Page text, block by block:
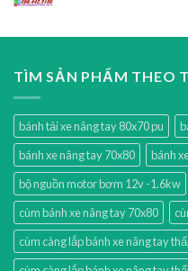
TÌM SẢN PHẨM THEO
bánh tải xe nâng tay 80x70 pu
bánh xe nâng tay 70x80
bánh
bộ nguồn motor bơm 12v -1.6kw
cùm bánh xe nâng tay 70x80
cùm càng lắp bánh xe nâng tay